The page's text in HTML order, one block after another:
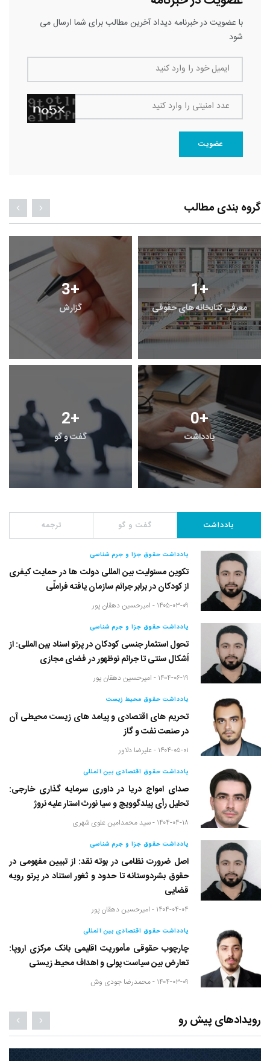
با عضویت در خبرنامه دیداد آخرین مطالب برای شما ارسال می
شود
ایمیل خود را وارد کنید
عدد امنیتی را وارد کنید
عضویت
گروه بندی مطالب
3+
گزارش
1+
معرفی کتابخانه های حقوقی
2+
گفت و گو
0+
یادداشت
یادداشت گفت و گو ترجمه
یادداشت حقوق جزا و جرم شناسی
تکوین مسئولیت بین المللی دولت ها در حمایت کیفری
از کودکان در برابر جرائم سازمان یافته فراملّی
۱۴۰۵-۰۳-۰۹ - امیرحسین دهقان پور
یادداشت حقوق جزا و جرم شناسی
تحول استثمار جنسی کودکان در پرتو اسناد بین المللی: از
اَشکال سنتی تا جرائم نوظهور در فضای مجازی
۱۴۰۴-۰۶-۱۹ - امیرحسین دهقان پور
یادداشت حقوق محیط زیست
تحریم های اقتصادی و پیامد های زیست محیطی آن
در صنعت نفت و گاز
۱۴۰۴-۰۵-۰۱ - علیرضا دلاور
یادداشت حقوق اقتصادی بین المللی
صدای امواج دریا در داوری سرمایه گذاری خارجی:
تحلیل رأی پیلدگوویچ و سیا نورث استار علیه نروژ
۱۴۰۴-۰۴-۱۸ - سید محمدامین علوی شهری
یادداشت حقوق جزا و جرم شناسی
اصل ضرورت نظامی در بوته نقد: از تبیین مفهومی در
حقوق بشردوستانه تا حدود و ثغور استناد در پرتو رویه
قضایی
۱۴۰۴-۰۴-۰۴ - امیرحسین دهقان پور
یادداشت حقوق اقتصادی بین المللی
چارچوب حقوقی مأموریت اقلیمی بانک مرکزی اروپا:
تعارض بین سیاست پولی و اهداف محیط زیستی
۱۴۰۴-۰۳-۰۹ - محمدرضا جودی وش
رویدادهای پیش رو